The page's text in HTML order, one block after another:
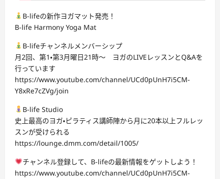
B-lifeの新作ヨガマット発売！
B-life Harmony Yoga Mat
B-lifeチャンネルメンバーシップ
月2回、第1・第3月曜日21時～ ヨガのLIVEレッスンとQ&Aを
行っています
https://www.youtube.com/channel/UCd0pUnH7i5CM-
Y8xRe7cZVg/join
B-life Studio
史上最高のヨガ・ピラティス講師陣から月に20本以上フルレッ
スンが受けられる
https://lounge.dmm.com/detail/1005/
チャンネル登録して、B-lifeの最新情報をゲットしよう！
https://www.youtube.com/channel/UCd0pUnH7i5CM-